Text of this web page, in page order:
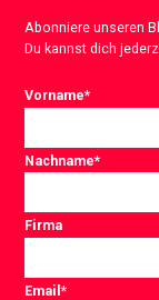
Abonniere unseren
Du kannst dich
Vorname*
Nachname*
Firma
Email*